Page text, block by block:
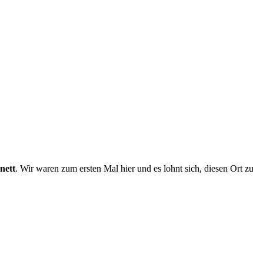
. Wir waren zum ersten Mal hier und es lohnt sich, diesen Ort